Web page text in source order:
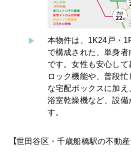
本物件は、1K24戸・
で構成された、単身
です。女性も安心して
ロック機能や、普段
な宅配ボックスに加え
浴室乾燥機など、設備
す。
【世田谷区・千歳船橋駅の不動産